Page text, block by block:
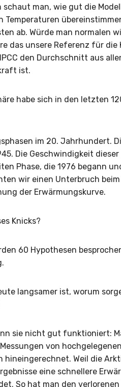
man, wie gut die
Temperaturen
ab. Würde man normalen
das unsere Referenz für die
den Durchschnitt aus
ist.
habe sich in den letzten
im 20. Jahrhundert.
Die Geschwindigkeit
Phase, die 1976 begann
wir einen Unterbruch
der Erwärmungskurve.
Knicks?
60 Hypothesen
langsamer ist, worum
sie nicht gut funktioniert:
von
hineingerechnet. Weil die
eine schnellere
So hat man den